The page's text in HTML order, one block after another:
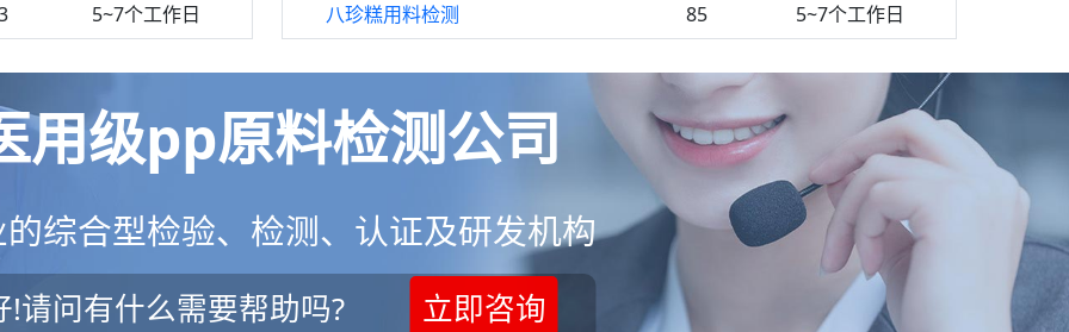
5~7个工作日 八珍糕用料检测 85 5~7个工作日
用级pp原料检测公司
综合型检验、检测、认证及研发机构
!请问有什么需要帮助吗? 立即咨询